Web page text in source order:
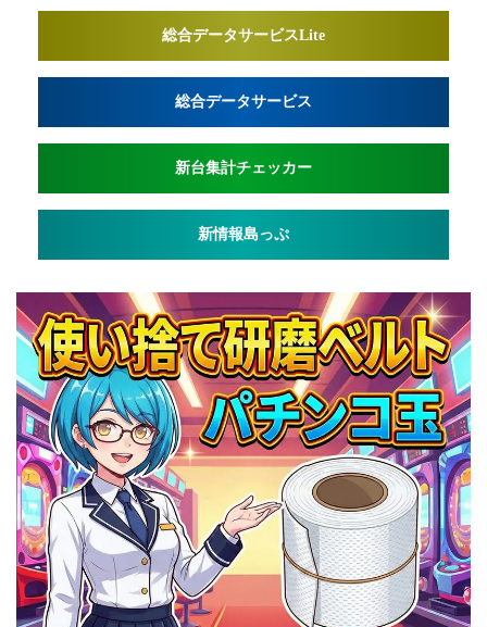
総合データサービスLite
総合データサービス
新台集計チェッカー
新情報島っぷ